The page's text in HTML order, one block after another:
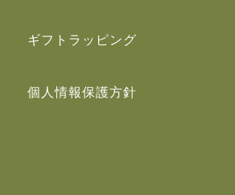
ギフトラッピング
個人情報保護方針